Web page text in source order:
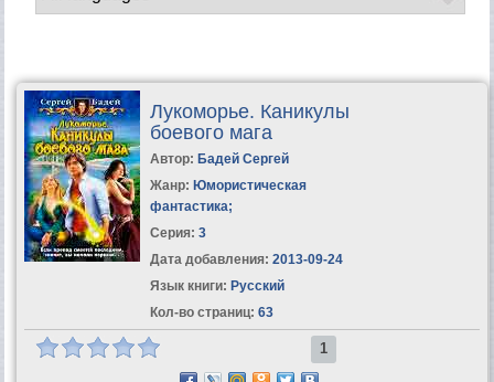
Лукоморье. Каникулы
боевого мага
Автор: Бадей Сергей
Жанр: Юмористическая
фантастика;
Серия: 3
Дата добавления: 2013-09-24
Язык книги: Русский
Кол-во страниц: 63
1